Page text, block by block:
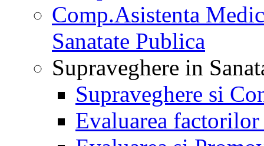
Comp.Asistenta
Sanatate Publica
Supraveghere in
Supraveghere si
Evaluarea